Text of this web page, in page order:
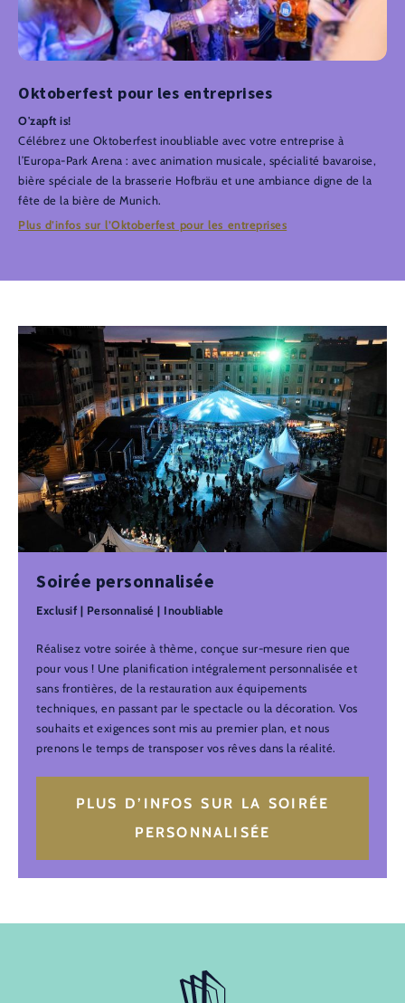
Oktoberfest pour les entreprises
O'zapft is!
Célébrez une Oktoberfest inoubliable avec votre entreprise à
l’Europa-Park Arena : avec animation musicale, spécialité bavaroise,
bière spéciale de la brasserie Hofbräu et une ambiance digne de la
fête de la bière de Munich.
Plus d’infos sur l’Oktoberfest pour les entreprises
Soirée personnalisée
Exclusif | Personnalisé | Inoubliable
Réalisez votre soirée à thème, conçue sur-mesure rien que
pour vous ! Une planification intégralement personnalisée et
sans frontières, de la restauration aux équipements
techniques, en passant par le spectacle ou la décoration. Vos
souhaits et exigences sont mis au premier plan, et nous
prenons le temps de transposer vos rêves dans la réalité.
PLUS D’INFOS SUR LA SOIRÉE
PERSONNALISÉE